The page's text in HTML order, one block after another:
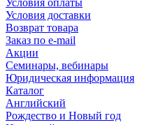
Условия доставки
Возврат товара
Заказ по e-mail
Акции
Семинары, вебинары
Юридическая информация
Каталог
Английский
Рождество и Новый год